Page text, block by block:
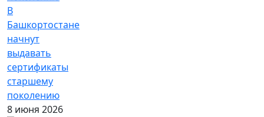
В
Башкортостане
начнут
выдавать
сертификаты
старшему
поколению
8 июня 2026